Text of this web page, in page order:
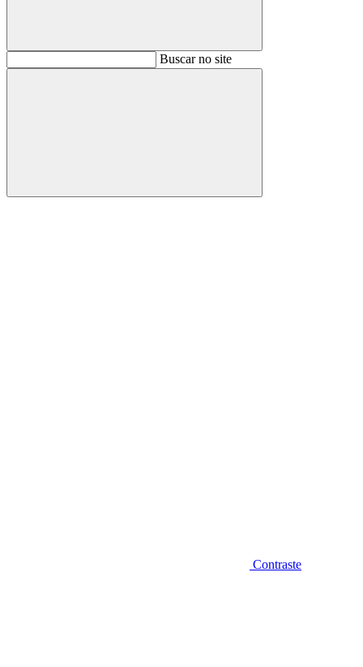
BuscarBuscar no site
Buscar
Contraste